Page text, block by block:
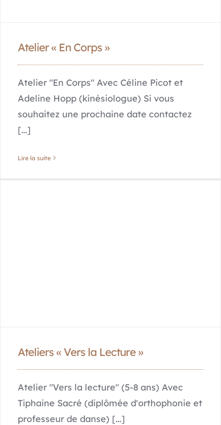
Atelier « En Corps »
Atelier "En Corps" Avec Céline Picot et
Adeline Hopp (kinésiologue) Si vous
souhaitez une prochaine date contactez
[...]
Lire la suite
Ateliers « Vers la Lecture »
Atelier "Vers la lecture" (5-8 ans) Avec
Tiphaine Sacré (diplômée d'orthophonie et
professeur de danse) [...]